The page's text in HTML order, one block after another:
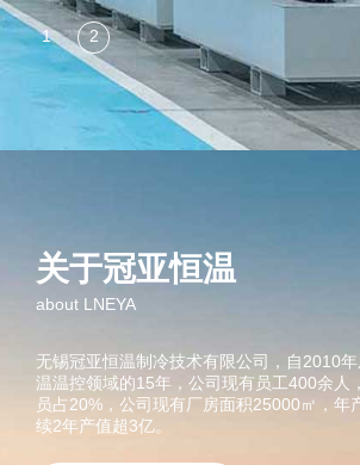
关于冠亚恒温
about LNEYA
无锡冠亚恒温制冷技术有限公司，自2010
温温控领域的15年，公司现有员工400余人
员占20%，公司现有厂房面积25000㎡，年
续2年产值超3亿。